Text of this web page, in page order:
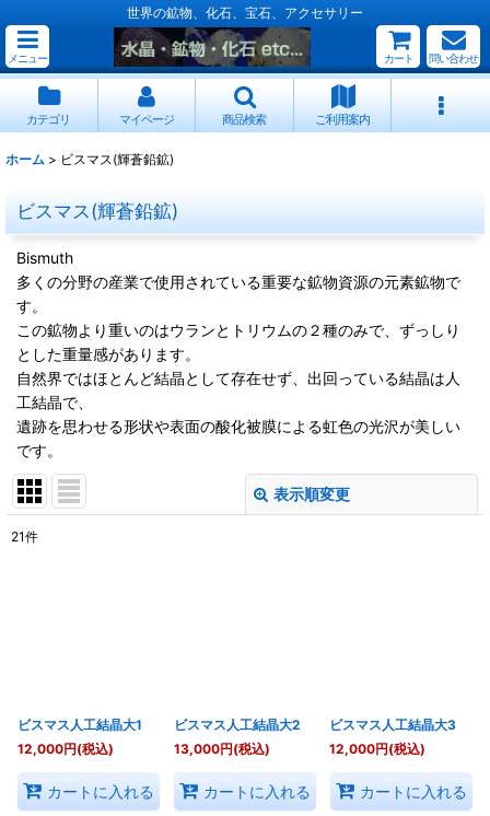
世界の鉱物、化石、宝石、アクセサリー
メニュー カート 問い合わせ
カテゴリ マイページ 商品検索 ご利用案内
ホーム > ビスマス(輝蒼鉛鉱)
ビスマス(輝蒼鉛鉱)
Bismuth
多くの分野の産業で使用されている重要な鉱物資源の元素鉱物で
す。
この鉱物より重いのはウランとトリウムの２種のみで、ずっしり
とした重量感があります。
自然界ではほとんど結晶として存在せず、出回っている結晶は人
工結晶で、
遺跡を思わせる形状や表面の酸化被膜による虹色の光沢が美しい
です。
表示順変更
21件
ビスマス人工結晶大1
12,000円(税込)
カートに入れる
ビスマス人工結晶大2
13,000円(税込)
カートに入れる
ビスマス人工結晶大3
12,000円(税込)
カートに入れる